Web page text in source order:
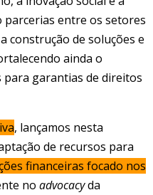
entre os setores
construção de soluções e
ainda o
garantias de direitos
, lançamos nesta
de recursos para
financeiras focado nos
no advocacyda